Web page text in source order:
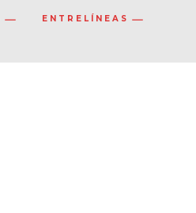
ENTRELÍNEAS